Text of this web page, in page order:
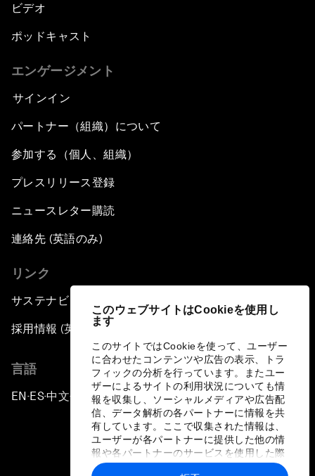
このウェブサイトはCookieを使用し
ます
このサイトではCookieを使って、ユーザー
に合わせたコンテンツや広告の表示、トラ
フィックの分析を行っています。またユー
ザーによるサイトの利用状況についても情
報を収集し、ソーシャルメディアや広告配
信、データ解析の各パートナーに情報を共
有しています。ここで収集された情報は、
ユーザーが各パートナーに提供した他の情
報や各パートナーのサービスを使用した際
に収集された情報と組み合わされ、各パー
ビデオ
ポッドキャスト
エンゲージメント
サインイン
パートナー（組織）について
参加する（個人、組織）
プレスリリース登録
ニュースレター購読
連絡先 (英語のみ)
リンク
サステナビリティへの取り組み
採用情報 (英語のみ)
言語
EN ▪ES▪中文▪ 日本語